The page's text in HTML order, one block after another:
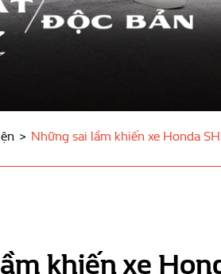
Những sai lầm khiến xe Honda
khiến xe